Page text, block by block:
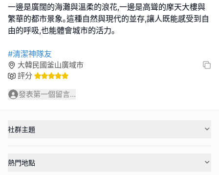
一邊是廣闊的海灘與溫柔的浪花,一邊是高聳的摩天大樓與
繁華的都市景象｡這種自然與現代的並存,讓人既能感受到自
由的呼吸,也能體會城市的活力｡
#清潔神隊友
大韓民國釜山廣域市
評分
發表第一個留言...
社群主題
熱門地點